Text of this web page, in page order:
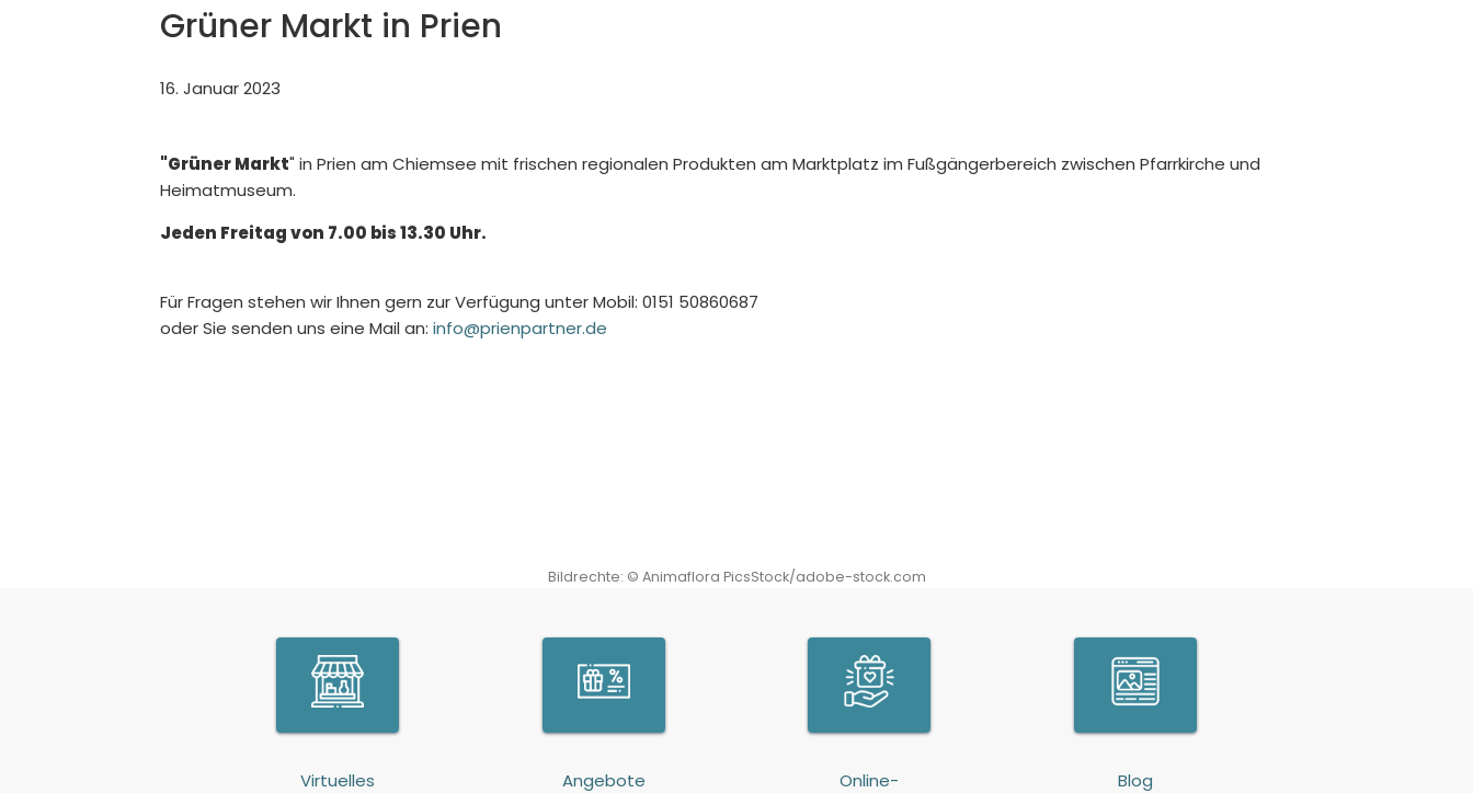
Grüner Markt in Prien
16. Januar 2023
"Grüner Markt" in Prien am Chiemsee mit frischen regionalen Produkten am Marktplatz im Fußgängerbereich zwischen Pfarrkirche und
Heimatmuseum.
Jeden Freitag von 7.00 bis 13.30 Uhr.
Für Fragen stehen wir Ihnen gern zur Verfügung unter Mobil: 0151 50860687
oder Sie senden uns eine Mail an:info@prienpartner.de
Bildrechte: © Animaflora PicsStock/adobe-stock.com
Virtuelles
Angebote
Online-
Blog